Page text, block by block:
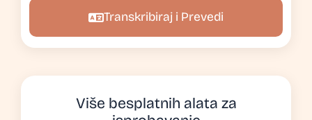
Transkribiraj i Prevedi
Više besplatnih alata za